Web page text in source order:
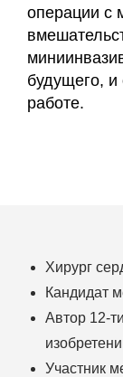
операции с
будущего, и
работе.
Хирург
Кандидат
Автор 12-
Участник